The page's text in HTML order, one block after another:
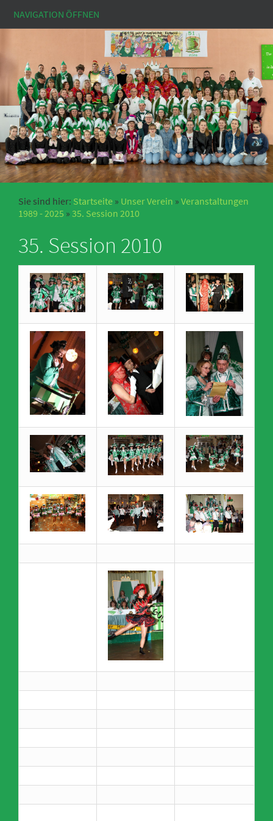
NAVIGATION ÖFFNEN
Sie sind hier: Startseite » Unser Verein » Veranstaltungen
1989 - 2025 » 35. Session 2010
35. Session 2010